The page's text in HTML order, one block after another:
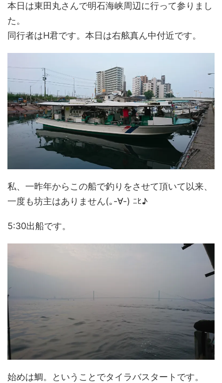
本日は東田丸さんで明石海峡周辺に行って参りまし
た。
同行者はH君です。本日は右舷真ん中付近です。
私、一昨年からこの船で釣りをさせて頂いて以来、
一度も坊主はありません(｡-∀-) ﾆﾋ♪
5:30出船です。
始めは鯛。ということでタイラバスタートです。